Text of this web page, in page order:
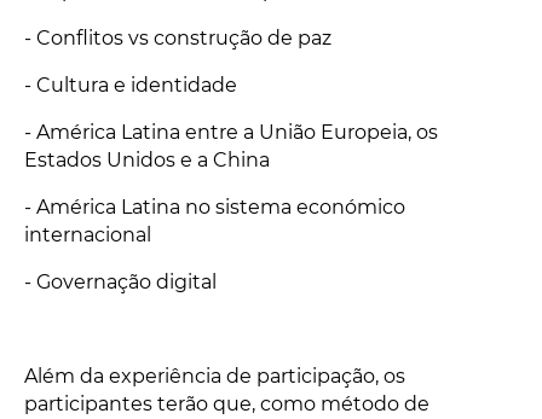
- Conflitos vs construção de paz
- Cultura e identidade
- América Latina entre a União Europeia, os
Estados Unidos e a China
- América Latina no sistema económico
internacional
- Governação digital
Além da experiência de participação, os
participantes terão que, como método de